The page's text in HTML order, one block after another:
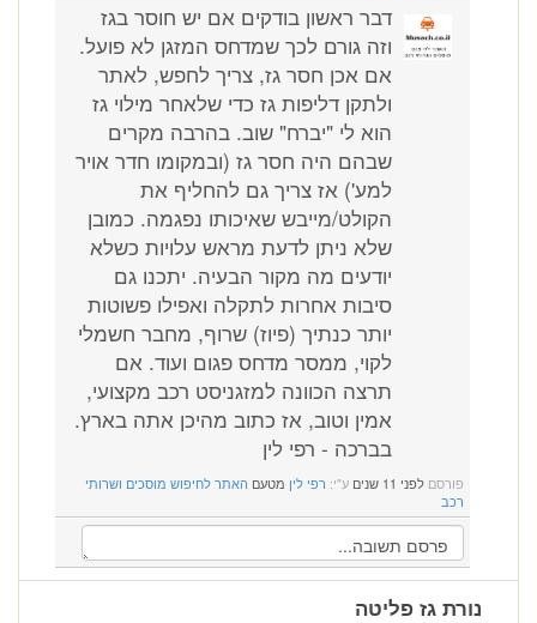
דבר ראשון בודקים אם יש חוסר בגז
וזה גורם לכך שמדחס המזגן לא פועל.
אם אכן חסר גז, צריך לחפש, לאתר
ולתקן דליפות גז כדי שלאחר מילוי גז
הוא לי "יברח" שוב. בהרבה מקרים
שבהם היה חסר גז (ובמקומו חדר אויר
למע') אז צריך גם להחליף את
הקולט/מייבש שאיכותו נפגמה. כמובן
שלא ניתן לדעת מראש עלויות כשלא
יודעים מה מקור הבעיה. יתכנו גם
סיבות אחרות לתקלה ואפילו פשוטות
יותר כנתיך (פיוז) שרוף, מחבר חשמלי
לקוי, ממסר מדחס פגום ועוד. אם
תרצה הכוונה למזגניסט רכב מקצועי,
אמין וטוב, אז כתוב מהיכן אתה בארץ.
בברכה - רפי לין
פורסם לפני 11 שנים ע"י: רפי לין מטעם האתר לחיפוש מוסכים ושרותי
רכב
נורת גז פליטה